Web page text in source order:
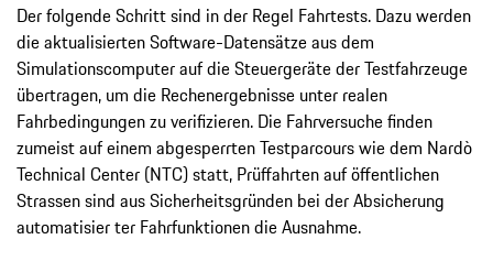
Der folgende Schritt sind in der Regel Fahrtests. Dazu werden
die aktualisierten Software-Datensätze aus dem
Simulationscomputer auf die Steuergeräte der Testfahrzeuge
übertragen, um die Rechenergebnisse unter realen
Fahrbedingungen zu verifizieren. Die Fahrversuche finden
zumeist auf einem abgesperrten Testparcours wie dem Nardò
Technical Center (NTC) statt, Prüffahrten auf öffentlichen
Strassen sind aus Sicherheitsgründen bei der Absicherung
automatisier­ ter Fahrfunktionen die Ausnahme.